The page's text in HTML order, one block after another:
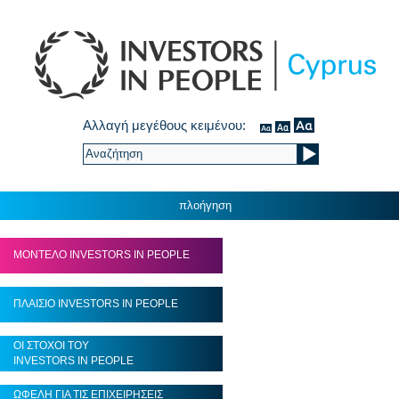
Αλλαγή μεγέθους κειμένου:
πλοήγηση
ΜΟΝΤΕΛΟ INVESTORS IN PEOPLE
ΠΛΑΙΣΙΟ INVESTORS IN PEOPLE
ΟΙ ΣΤΟΧΟΙ ΤΟΥ
INVESTORS IN PEOPLE
ΩΦΕΛΗ ΓΙΑ ΤΙΣ ΕΠΙΧΕΙΡΗΣΕΙΣ